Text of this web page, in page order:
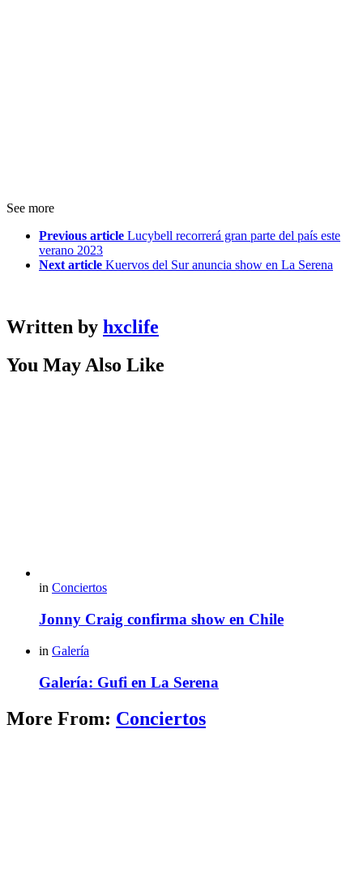
See more
Previous article Lucybell recorrerá gran parte del país este
verano 2023
Next article Kuervos del Sur anuncia show en La Serena
Written by hxclife
You May Also Like
in Conciertos
Jonny Craig confirma show en Chile
in Galería
Galería: Gufi en La Serena
More From: Conciertos